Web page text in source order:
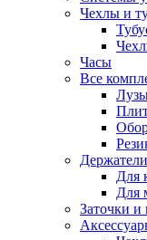
Чехлы и
Часы
Все
Для
Для
Заточки и